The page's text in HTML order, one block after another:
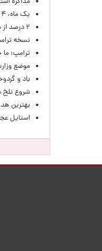
یک ماه، ۴ کودک قربانی حمله سگ‌ها در سنندج / چرا حوادث تکرار می‌شود؟
۲ درصد از مشترکان ۱۰ درصد برق خانگی را مصرف می‌کنند!
نسخه ترامپ برای ۲۰۲۸؛ حمایت
ترامپ: ما
موضع
باد و
شروع تلخ
بهترین
استایل